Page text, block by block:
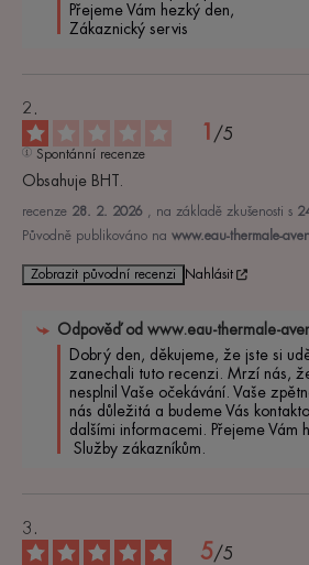
Přejeme Vám hezký den,
Zákaznický servis
1 /5
Spontánní recenze
Obsahuje BHT.
recenze 28. 2. 2026 , na základě zkušenosti s
Původně publikováno na www.eau-thermale-
Zobrazit původní recenzi Nahlásit
Odpověď od www.eau-thermale-
Dobrý den, děkujeme, že jste si
zanechali tuto recenzi. Mrzí nás,
nesplnil Vaše očekávání. Vaše
nás důležitá a budeme Vás
dalšími informacemi. Přejeme Vám
Služby zákazníkům.
5/5